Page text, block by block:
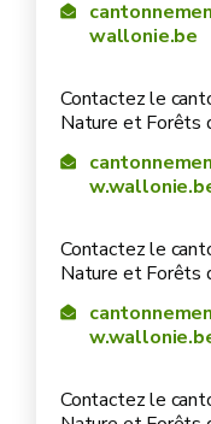
wallonie.be
Contactez le
Nature et Forêts
Contactez le
Nature et Forêts
Contactez le